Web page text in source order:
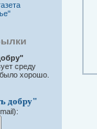
среду
хорошо.
добру"